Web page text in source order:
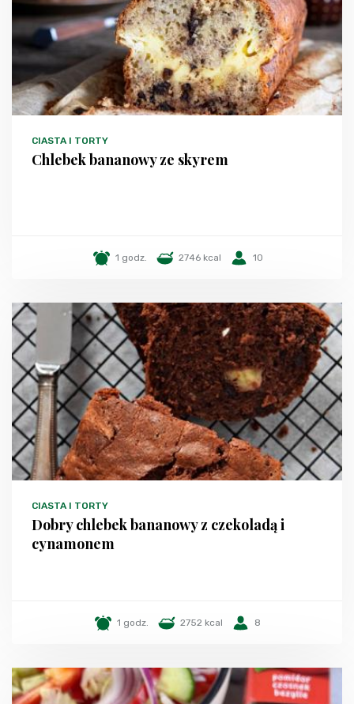
CIASTA I TORTY
Chlebek bananowy ze skyrem
1 godz. 2746 kcal 10
CIASTA I TORTY
Dobry chlebek bananowy z czekoladą i
cynamonem
1 godz. 2752 kcal 8